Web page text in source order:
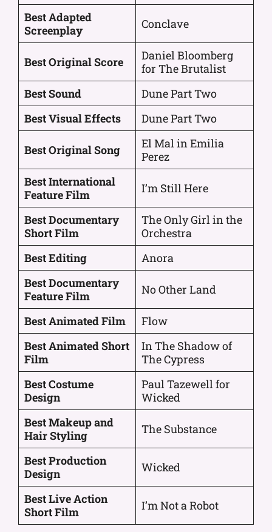
Best Adapted
Screenplay
Conclave
Best Original Score
Daniel Bloomberg
for The Brutalist
Best Sound
Dune Part Two
Best Visual Effects
Dune Part Two
Best Original Song
El Mal in Emilia
Perez
Best International
Feature Film
I’m Still Here
Best Documentary
Short Film
The Only Girl in the
Orchestra
Best Editing
Anora
Best Documentary
Feature Film
No Other Land
Best Animated Film
Flow
Best Animated Short
Film
In The Shadow of
The Cypress
Best Costume
Design
Paul Tazewell for
Wicked
Best Makeup and
Hair Styling
The Substance
Best Production
Design
Wicked
Best Live Action
Short Film
I’m Not a Robot